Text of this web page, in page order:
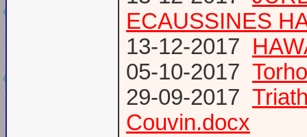
ECAUSSINES
13-12-2017
05-10-2017
29-09-2017
Couvin.docx